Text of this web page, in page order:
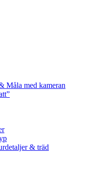
Måla med kameran
& träd